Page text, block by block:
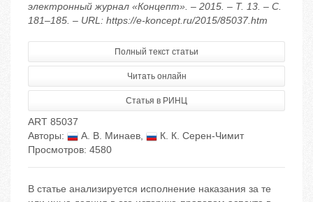
электронный журнал «Концепт». – 2015. – Т. 13. – С.
181–185. – URL: https://e-koncept.ru/2015/85037.htm
Полный текст статьи
Читать онлайн
Статья в РИНЦ
ART 85037
Авторы:
А. В. Минаев,
К. К. Серен-Чимит
Просмотров: 4580
В статье анализируется исполнение наказания за те